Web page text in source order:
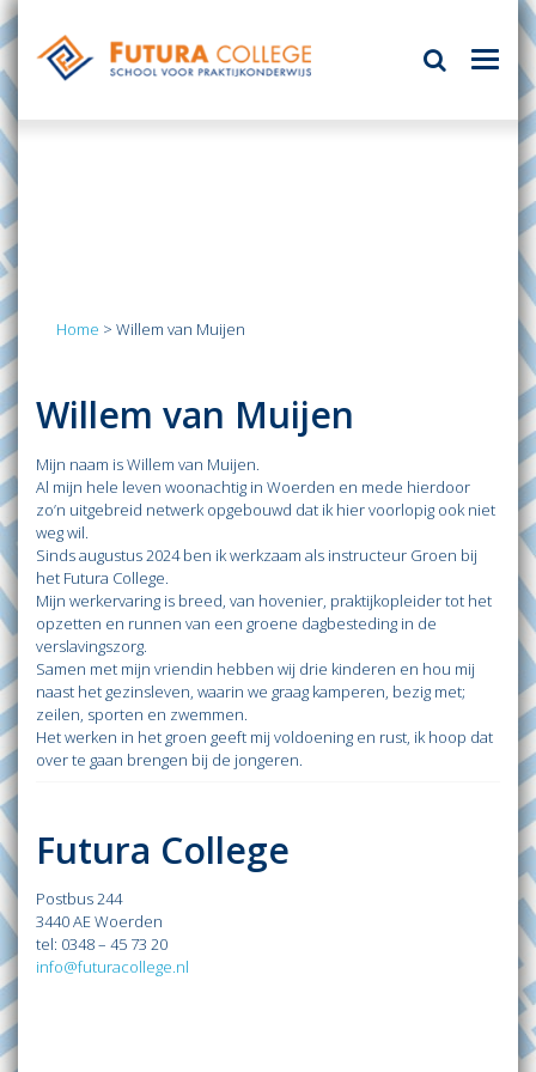
Home > Willem van Muijen
Willem van Muijen
Mijn naam is Willem van Muijen.
Al mijn hele leven woonachtig in Woerden en mede hierdoor
zo’n uitgebreid netwerk opgebouwd dat ik hier voorlopig ook niet
weg wil.
Sinds augustus 2024 ben ik werkzaam als instructeur Groen bij
het Futura College.
Mijn werkervaring is breed, van hovenier, praktijkopleider tot het
opzetten en runnen van een groene dagbesteding in de
verslavingszorg.
Samen met mijn vriendin hebben wij drie kinderen en hou mij
naast het gezinsleven, waarin we graag kamperen, bezig met;
zeilen, sporten en zwemmen.
Het werken in het groen geeft mij voldoening en rust, ik hoop dat
over te gaan brengen bij de jongeren.
Futura College
Postbus 244
3440 AE Woerden
tel: 0348 – 45 73 20
info@futuracollege.nl